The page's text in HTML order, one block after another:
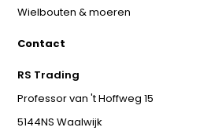
Wielbouten & moeren
Contact
RS Trading
Professor van 't Hoffweg 15
5144NS Waalwijk